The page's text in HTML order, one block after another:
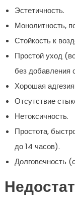
Эстетичность.
Монолитность,
Стойкость к
Простой уход
без добавления
Хорошая
Отсутствие
Нетоксичность.
Простота,
до 14 часов).
Долговечность